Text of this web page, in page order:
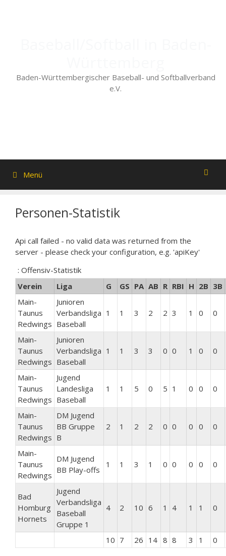
Baden-Württembergischer Baseball- und Softballverband
e.V.
Menü
Personen-Statistik
Api call failed - no valid data was returned from the
server - please check your configuration, e.g. 'apiKey'
: Offensiv-Statistik
Verein
Liga G GS PA AB R RBI H 2B 3B
Main-
Taunus
Redwings
Junioren
Verbandsliga
Baseball
1 1 3 2 2 3 1 0 0
Main-
Taunus
Redwings
Junioren
Verbandsliga
Baseball
1 1 3 3 0 0 1 0 0
Main-
Taunus
Redwings
Jugend
Landesliga
Baseball
1 1 5 0 5 1 0 0 0
Main-
Taunus
Redwings
DM Jugend
BB Gruppe
B
2 1 2 2 0 0 0 0 0
Main-
Taunus
Redwings
DM Jugend
BB Play-offs
1 1 3 1 0 0 0 0 0
Bad
Homburg
Hornets
Jugend
Verbandsliga
Baseball
Gruppe 1
4 2 10 6 1 4 1 1 0
10 7 26 14 8 8 3 1 0